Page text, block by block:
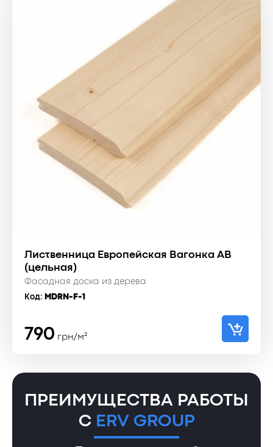
Лиственница Европейская Вагонка АВ
(цельная)
Фасадная доска из дерева
Код: MDRN-F-1
790 грн/м²
ПРЕИМУЩЕСТВА РАБОТЫ
С ERV GROUP